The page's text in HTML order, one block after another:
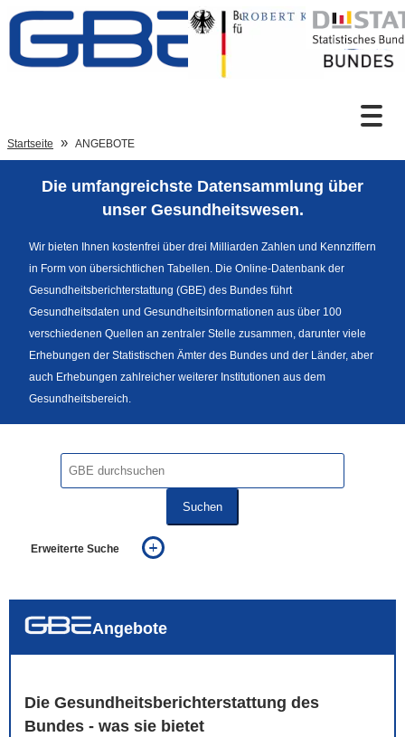
Zum Inhalt
Sprachumschaltung
Fußzeile
Startseite ANGEBOTE
Die umfangreichste Datensammlung über
unser Gesundheitswesen.
Wir bieten Ihnen kostenfrei über drei Milliarden Zahlen und Kennziffern
in Form von übersichtlichen Tabellen. Die Online-Datenbank der
Gesundheitsberichterstattung (GBE) des Bundes führt
Gesundheitsdaten und Gesundheitsinformationen aus über 100
verschiedenen Quellen an zentraler Stelle zusammen, darunter viele
Erhebungen der Statistischen Ämter des Bundes und der Länder, aber
auch Erhebungen zahlreicher weiterer Institutionen aus dem
Gesundheitsbereich.
Suchen
Erweiterte Suche
auch in allen Texten suchen (Volltextsuche)
Angebote
Die Gesundheitsberichterstattung des
Bundes - was sie bietet